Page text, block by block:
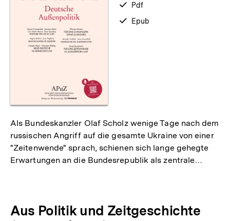
verfügbar
Pdf
verfügbar
Epub
Als Bundeskanzler Olaf Scholz wenige Tage nach dem
russischen Angriff auf die gesamte Ukraine von einer
"Zeitenwende" sprach, schienen sich lange gehegte
Erwartungen an die Bundesrepublik als zentrale…
Aus Politik und Zeitgeschichte